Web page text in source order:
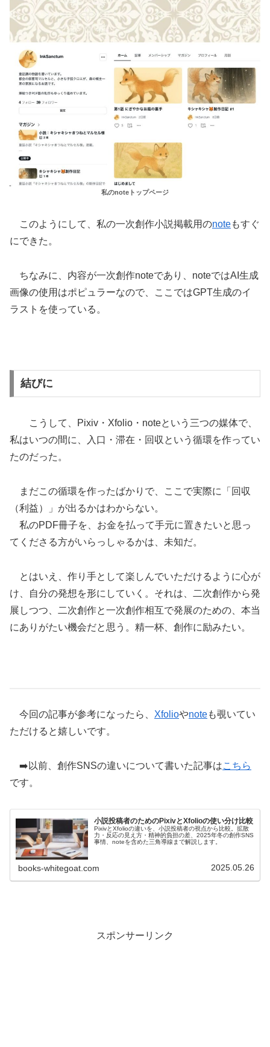
私のnoteトップページ
このようにして、私の一次創作小説掲載用のnoteもすぐ
にできた。
ちなみに、内容が一次創作noteであり、noteではAI生成
画像の使用はポピュラーなので、ここではGPT生成のイ
ラストを使っている。
結びに
こうして、Pixiv・Xfolio・noteという三つの媒体で、
私はいつの間に、入口・滞在・回収という循環を作ってい
たのだった。
まだこの循環を作ったばかりで、ここで実際に「回収
（利益）」が出るかはわからない。
私のPDF冊子を、お金を払って手元に置きたいと思っ
てくださる方がいらっしゃるかは、未知だ。
とはいえ、作り手として楽しんでいただけるように心が
け、自分の発想を形にしていく。それは、二次創作から発
展しつつ、二次創作と一次創作相互で発展のための、本当
にありがたい機会だと思う。精一杯、創作に励みたい。
今回の記事が参考になったら、 Xfolioやnoteも覗いてい
ただけると嬉しいです。
➡️以前、創作SNSの違いについて書いた記事はこちら
です。
小説投稿者のためのPixivとXfolioの使い分け比較
PixivとXfolioの違いを、小説投稿者の視点から比較。拡散
力・反応の見え方・精神的負担の差、2025年冬の創作SNS
事情、noteを含めた三角導線まで解説します。
books-whitegoat.com 2025.05.26
スポンサーリンク